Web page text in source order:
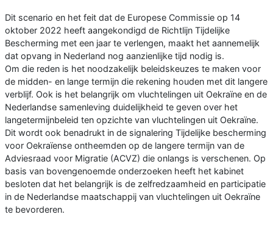
Dit scenario en het feit dat de Europese Commissie op 14
oktober 2022 heeft aangekondigd de Richtlijn Tijdelijke
Bescherming met een jaar te verlengen, maakt het aannemelijk
dat opvang in Nederland nog aanzienlijke tijd nodig is.
Om die reden is het noodzakelijk beleidskeuzes te maken voor
de midden- en lange termijn die rekening houden met dit langere
verblijf. Ook is het belangrijk om vluchtelingen uit Oekraïne en de
Nederlandse samenleving duidelijkheid te geven over het
langetermijnbeleid ten opzichte van vluchtelingen uit Oekraïne.
Dit wordt ook benadrukt in de signalering Tijdelijke bescherming
voor Oekraïense ontheemden op de langere termijn van de
Adviesraad voor Migratie (ACVZ) die onlangs is verschenen. Op
basis van bovengenoemde onderzoeken heeft het kabinet
besloten dat het belangrijk is de zelfredzaamheid en participatie
in de Nederlandse maatschappij van vluchtelingen uit Oekraïne
te bevorderen.